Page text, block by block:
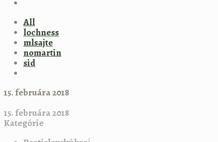
All
lochness
mlsajte
nomartin
sid
15. februára 2018
15. februára 2018
Kategórie